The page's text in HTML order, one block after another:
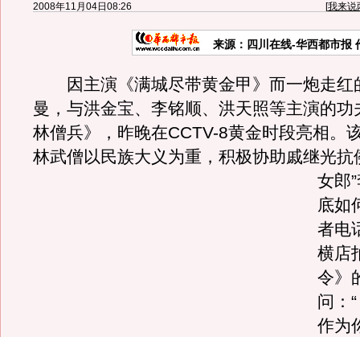
2008年11月04日08:26 [我来说
来源：四川在线-华西都市报
因主演《满城尽带黄金甲》而一炮走红
曼，与洪金宝、李铭顺、洪天照等主演的功
林僧兵》，昨晚在CCTV-8黄金时段亮相。
林武僧以民族大义为重，积极协助戚继光抗
女郎
底如
者电
横店
令》
问：
作为